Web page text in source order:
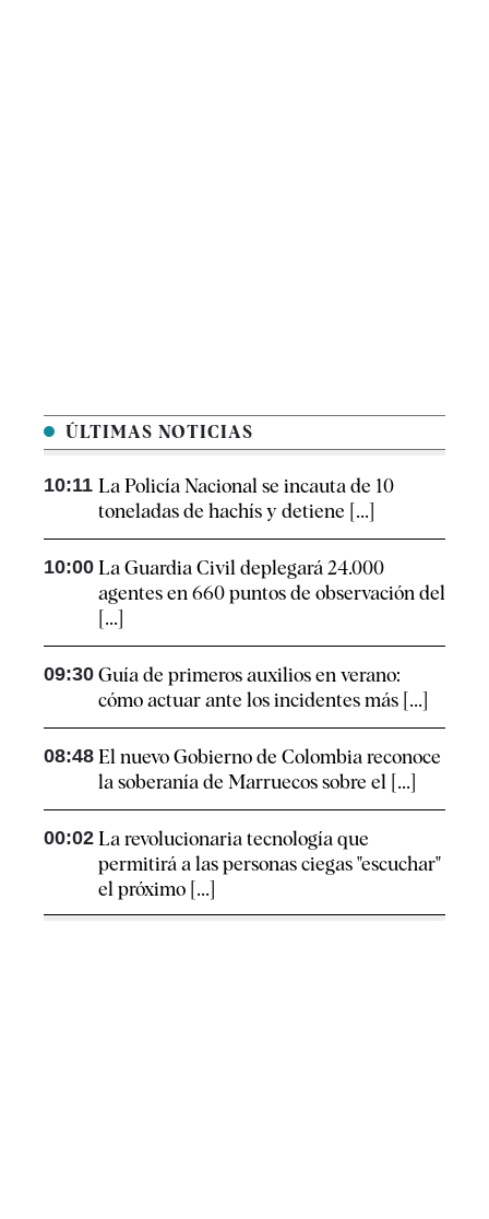
ÚLTIMAS NOTICIAS
10:11 La Policía Nacional se incauta de 10
toneladas de hachís y detiene [...]
10:00 La Guardia Civil deplegará 24.000
agentes en 660 puntos de observación del
[...]
09:30 Guía de primeros auxilios en verano:
cómo actuar ante los incidentes más [...]
08:48 El nuevo Gobierno de Colombia reconoce
la soberanía de Marruecos sobre el [...]
00:02 La revolucionaria tecnología que
permitirá a las personas ciegas "escuchar"
el próximo [...]